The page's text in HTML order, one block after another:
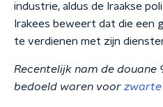
industrie, aldus de Iraakse
Irakees beweert dat die een
te verdienen met zijn
Recentelijk nam de douane
bedoeld waren voor